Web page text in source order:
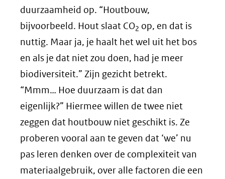
duurzaamheid op. “Houtbouw,
bijvoorbeeld. Hout slaat CO2 op, en dat is
nuttig. Maar ja, je haalt het wel uit het bos
en als je dat niet zou doen, had je meer
biodiversiteit.” Zijn gezicht betrekt.
“Mmm… Hoe duurzaam is dat dan
eigenlijk?” Hiermee willen de twee niet
zeggen dat houtbouw niet geschikt is. Ze
proberen vooral aan te geven dat ‘we’ nu
pas leren denken over de complexiteit van
materiaalgebruik, over alle factoren die een